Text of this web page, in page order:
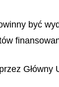
być